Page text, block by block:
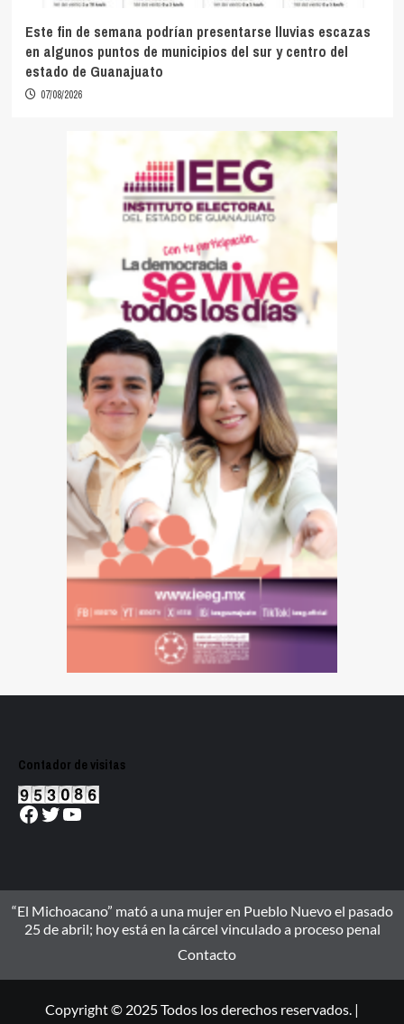
Este fin de semana podrían presentarse lluvias escazas
en algunos puntos de municipios del sur y centro del
estado de Guanajuato
07/08/2026
Contador de visitas
Facebook
Twitter
YouTube
“El Michoacano” mató a una mujer en Pueblo Nuevo el pasado
25 de abril; hoy está en la cárcel vinculado a proceso penal
Contacto
Copyright © 2025 Todos los derechos reservados. |